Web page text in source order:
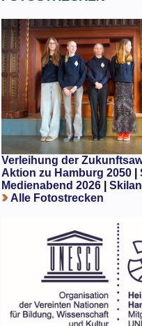
Verleihung der
Aktion zu Hamburg 2050
Medienabend 2026|
Alle Fotostrecken